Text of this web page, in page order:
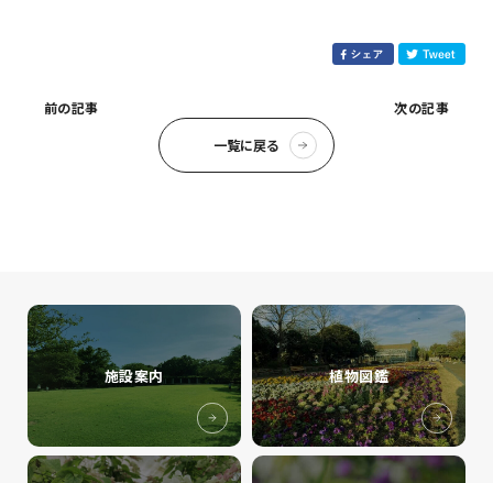
前の記事
一覧に戻る
次の記事
施設案内 植物図鑑